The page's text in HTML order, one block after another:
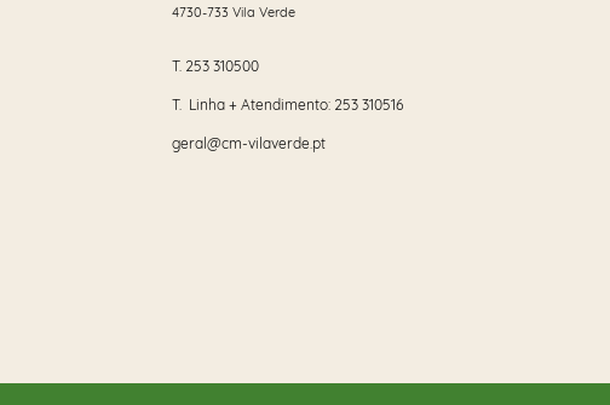
Filtros
4730-733 Vila Verde
T. 253 310500
T. Linha + Atendimento: 253 310516
geral@cm-vilaverde.pt